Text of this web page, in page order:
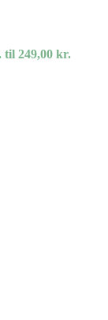
til 249,00 kr.